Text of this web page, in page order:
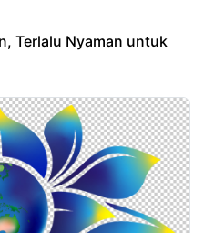
Terlalu Nyaman untuk